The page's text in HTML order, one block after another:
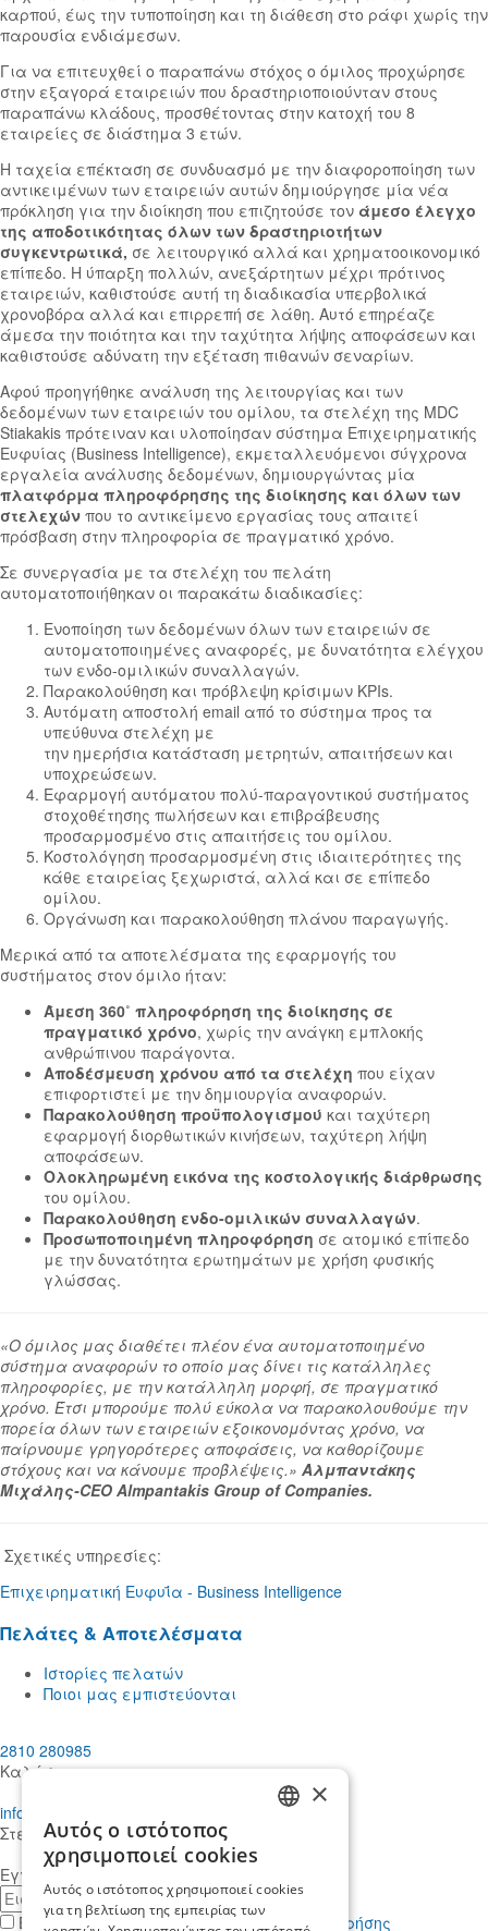
καρπού, έως την τυποποίηση και τη διάθεση στο ράφι χωρίς την
παρουσία ενδιάμεσων.
Για να επιτευχθεί ο παραπάνω στόχος ο όμιλος προχώρησε
στην εξαγορά εταιρειών που δραστηριοποιούνταν στους
παραπάνω κλάδους, προσθέτοντας στην κατοχή του 8
εταιρείες σε διάστημα 3 ετών.
Η ταχεία επέκταση σε συνδυασμό με την διαφοροποίηση των
αντικειμένων των εταιρειών αυτών δημιούργησε μία νέα
πρόκληση για την διοίκηση που επιζητούσε τον άμεσο έλεγχο
της αποδοτικότητας όλων των δραστηριοτήτων
συγκεντρωτικά, σε λειτουργικό αλλά και χρηματοοικονομικό
επίπεδο. Η ύπαρξη πολλών, ανεξάρτητων μέχρι πρότινος
εταιρειών, καθιστούσε αυτή τη διαδικασία υπερβολικά
χρονοβόρα αλλά και επιρρεπή σε λάθη. Αυτό επηρέαζε
άμεσα την ποιότητα και την ταχύτητα λήψης αποφάσεων και
καθιστούσε αδύνατη την εξέταση πιθανών σεναρίων.
Αφού προηγήθηκε ανάλυση της λειτουργίας και των
δεδομένων των εταιρειών του ομίλου, τα στελέχη της MDC
Stiakakis πρότειναν και υλοποίησαν σύστημα Επιχειρηματικής
Ευφυίας (Business Intelligence), εκμεταλλευόμενοι σύγχρονα
εργαλεία ανάλυσης δεδομένων, δημιουργώντας μία
πλατφόρμα πληροφόρησης της διοίκησης και όλων των
στελεχών που το αντικείμενο εργασίας τους απαιτεί
πρόσβαση στην πληροφορία σε πραγματικό χρόνο.
Σε συνεργασία με τα στελέχη του πελάτη
αυτοματοποιήθηκαν οι παρακάτω διαδικασίες:
Ενοποίηση των δεδομένων όλων των εταιρειών σε
αυτοματοποιημένες αναφορές, με δυνατότητα ελέγχου
των ενδο-ομιλικών συναλλαγών.
Παρακολούθηση και πρόβλεψη κρίσιμων KPIs.
Αυτόματη αποστολή email από το σύστημα προς τα
υπεύθυνα στελέχη με
την ημερήσια κατάσταση μετρητών, απαιτήσεων και
υποχρεώσεων.
Εφαρμογή αυτόματου πολύ-παραγοντικού συστήματος
στοχοθέτησης πωλήσεων και επιβράβευσης
προσαρμοσμένο στις απαιτήσεις του ομίλου.
Κοστολόγηση προσαρμοσμένη στις ιδιαιτερότητες της
κάθε εταιρείας ξεχωριστά, αλλά και σε επίπεδο
ομίλου.
Οργάνωση και παρακολούθηση πλάνου παραγωγής.
Μερικά από τα αποτελέσματα της εφαρμογής του
συστήματος στον όμιλο ήταν:
Άμεση 360˚ πληροφόρηση της διοίκησης σε
πραγματικό χρόνο, χωρίς την ανάγκη εμπλοκής
ανθρώπινου παράγοντα.
Αποδέσμευση χρόνου από τα στελέχη που είχαν
επιφορτιστεί με την δημιουργία αναφορών.
Παρακολούθηση προϋπολογισμού και ταχύτερη
εφαρμογή διορθωτικών κινήσεων, ταχύτερη λήψη
αποφάσεων.
Ολοκληρωμένη εικόνα της κοστολογικής διάρθρωσης
του ομίλου.
Παρακολούθηση ενδο-ομιλικών συναλλαγών.
Προσωποποιημένη πληροφόρηση σε ατομικό επίπεδο
με την δυνατότητα ερωτημάτων με χρήση φυσικής
γλώσσας.
«Ο όμιλος μας διαθέτει πλέον ένα αυτοματοποιημένο
σύστημα αναφορών το οποίο μας δίνει τις κατάλληλες
πληροφορίες, με την κατάλληλη μορφή, σε πραγματικό
χρόνο. Έτσι μπορούμε πολύ εύκολα να παρακολουθούμε την
πορεία όλων των εταιρειών εξοικονομόντας χρόνο, να
παίρνουμε γρηγορότερες αποφάσεις, να καθορίζουμε
στόχους και να κάνουμε προβλέψεις.» Αλμπαντάκης
Μιχάλης-CEO Almpantakis Group of Companies.
Σχετικές υπηρεσίες:
Επιχειρηματική Ευφυΐα - Business Intelligence
Πελάτες & Αποτελέσματα
Ιστορίες πελατών
Ποιοι μας εμπιστεύονται
2810 280985
Καλέστε μας
info@mdcstiakakis.gr
Στείλτε μας το μήνυμά σας
Εγγραφείτε στο Newsletter μας
E-
mailΈχω διαβάσει κι αποδέχομαι τους όρους χρήσης
×
Αυτός ο ιστότοπος
χρησιμοποιεί cookies
Αυτός ο ιστότοπος χρησιμοποιεί cookies
για τη βελτίωση της εμπειρίας των